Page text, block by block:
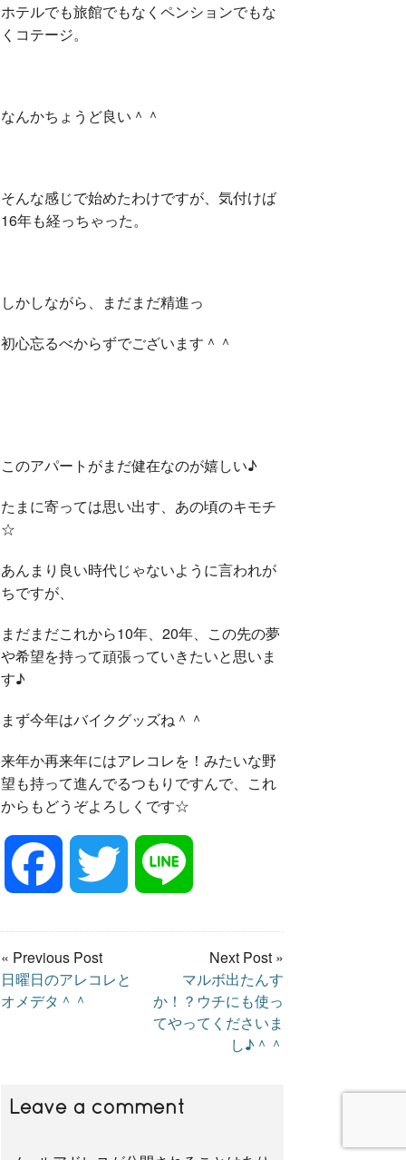
ホテルでも旅館でもなくペンションでもな
くコテージ。
なんかちょうど良い＾＾
そんな感じで始めたわけですが、気付けば
16年も経っちゃった。
しかしながら、まだまだ精進っ
初心忘るべからずでございます＾＾
このアパートがまだ健在なのが嬉しい♪
たまに寄っては思い出す、あの頃のキモチ
☆
あんまり良い時代じゃないように言われが
ちですが、
まだまだこれから10年、20年、この先の夢
や希望を持って頑張っていきたいと思いま
す♪
まず今年はバイクグッズね＾＾
来年か再来年にはアレコレを！みたいな野
望も持って進んでるつもりですんで、これ
からもどうぞよろしくです☆
c
o
i
e
n
« Previous Post
日曜日のアレコレと
オメデタ＾＾
Next Post »
マルボ出たんす
か！？ウチにも使っ
てやってくださいま
し♪＾＾
Leave a comment